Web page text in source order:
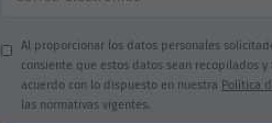
Al proporcionar los datos personales
consiente que estos datos sean recopilados
acuerdo con lo dispuesto en nuestra Política
las normativas vigentes.